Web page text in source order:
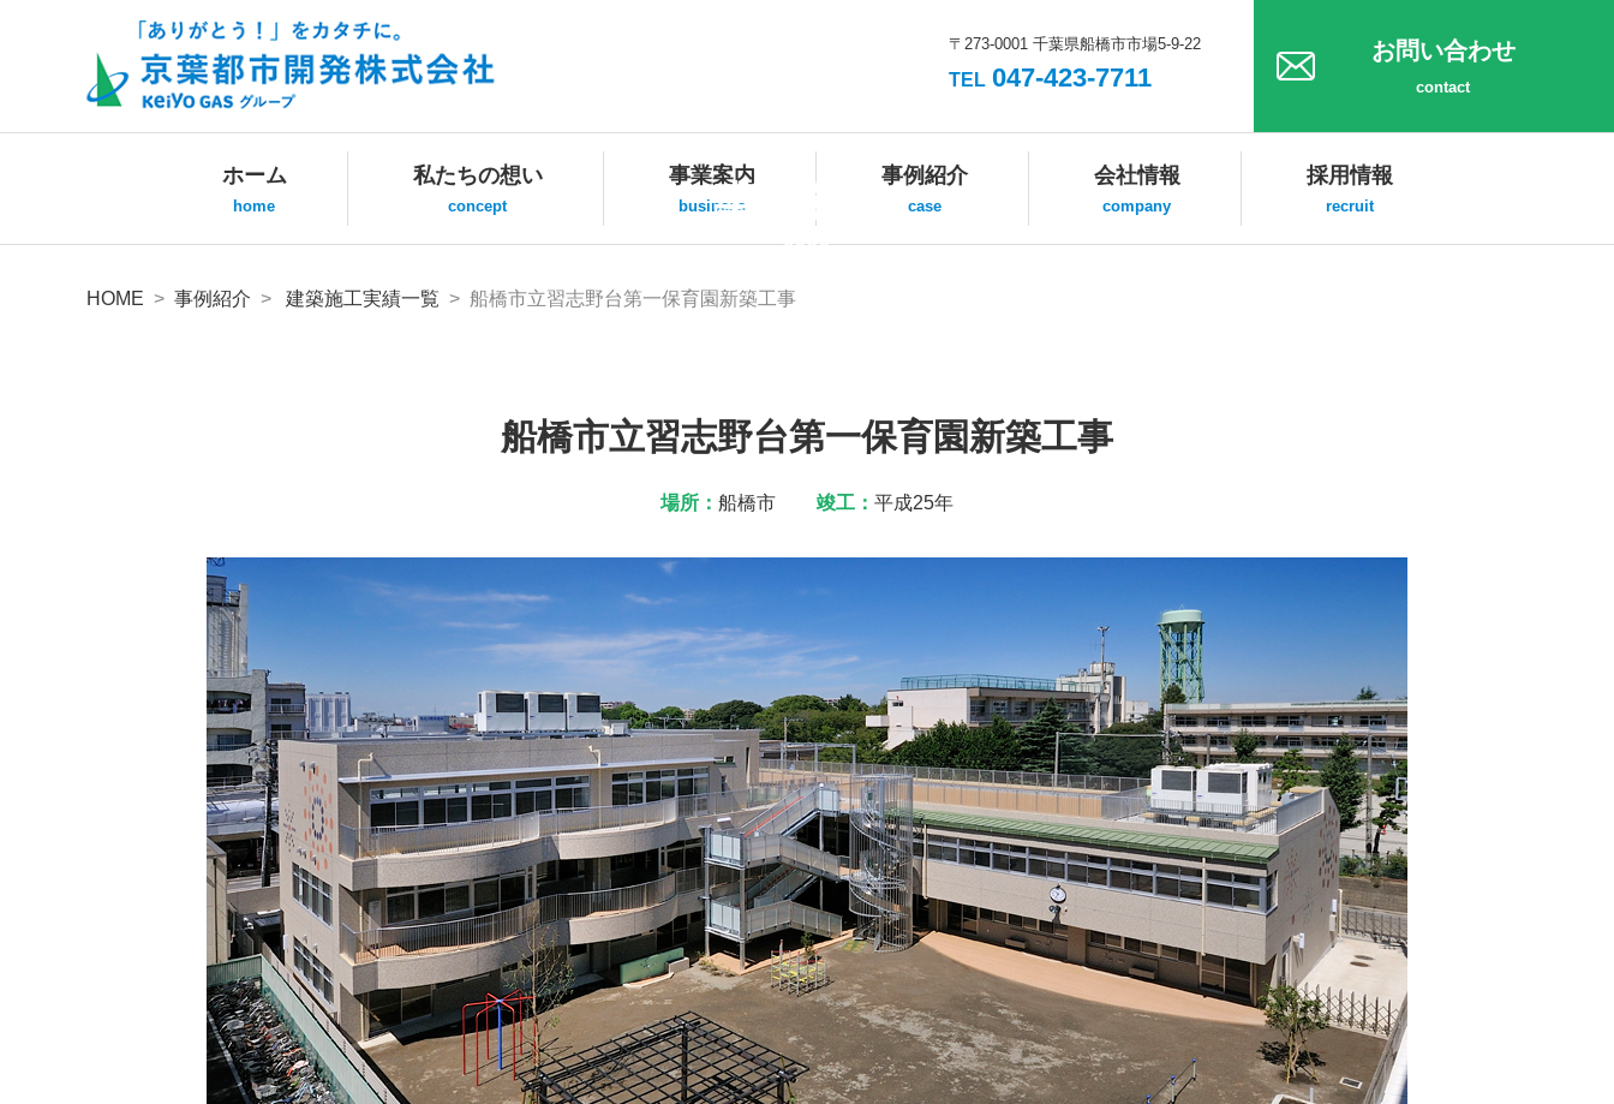
〒273-0001 千葉県船橋市市場5-9-22
TEL 047-423-7711
お問い合わせ
contact
ホーム
home
私たちの想い
concept
事業案内
business
事例紹介
case
会社情報
company
採用情報
recruit
事例紹介
case
HOME > 事例紹介 > 建築施工実績一覧 > 船橋市立習志野台第一保育園新築工事
船橋市立習志野台第一保育園新築工事
場所： 船橋市 竣工： 平成25年